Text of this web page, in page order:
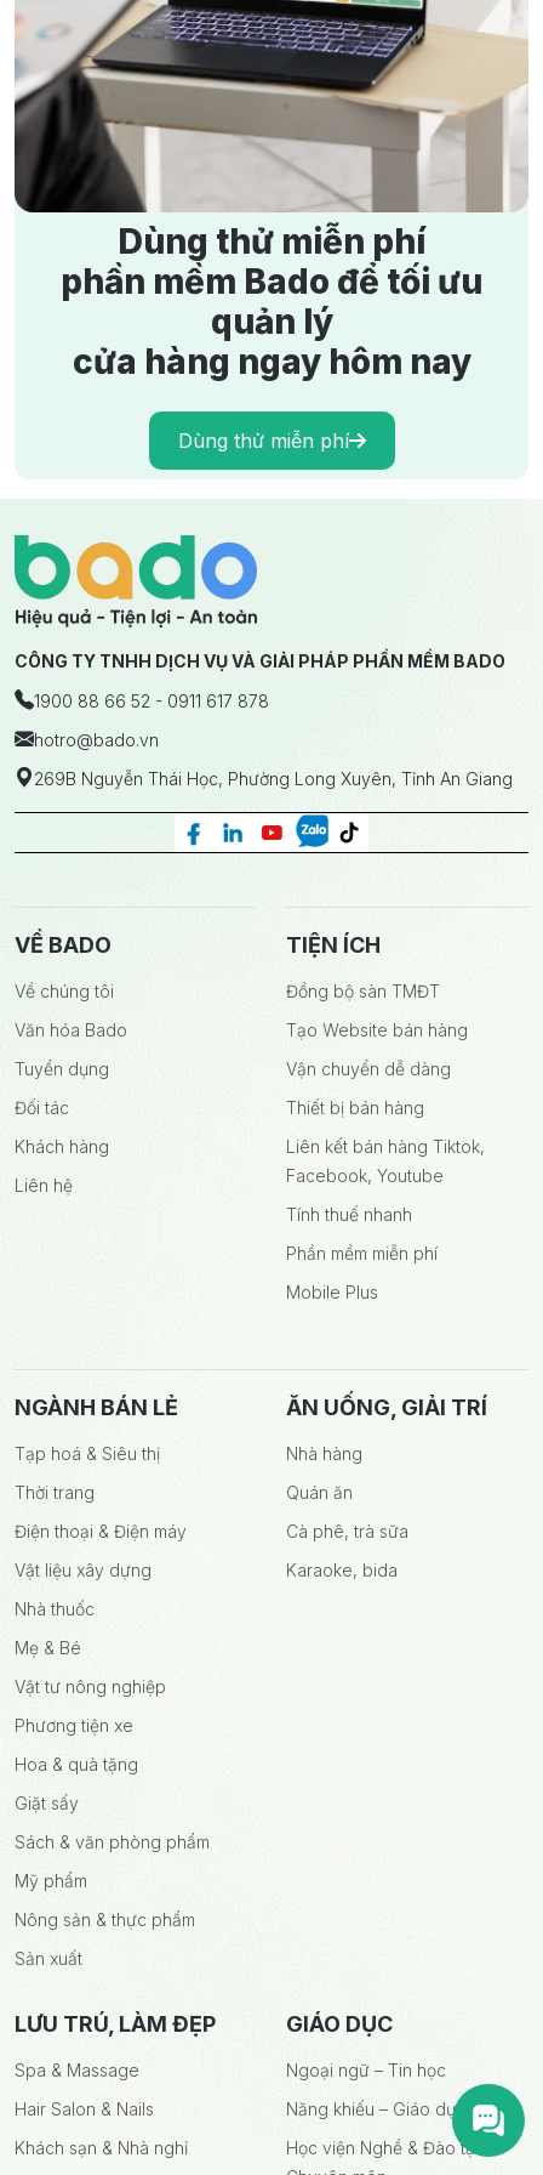
Kinh Nghiệm Kinh Doanh Áo Dài Thành Công, Đông
Khách
6/6/2024 2991 lượt xem
Dùng thử miễn phí
phần mềm Bado để tối ưu
quản lý
cửa hàng ngay hôm nay
Dùng thử miễn phí
CÔNG TY TNHH DỊCH VỤ VÀ GIẢI PHÁP PHẦN MỀM BADO
1900 88 66 52 - 0911 617 878
hotro@bado.vn
269B Nguyễn Thái Học, Phường Long Xuyên, Tỉnh An Giang
VỀ BADO
Về chúng tôi
Văn hóa Bado
Tuyển dụng
Đối tác
Khách hàng
Liên hệ
TIỆN ÍCH
Đồng bộ sàn TMĐT
Tạo Website bán hàng
Vận chuyển dễ dàng
Thiết bị bán hàng
Liên kết bán hàng Tiktok,
Facebook, Youtube
Tính thuế nhanh
Phần mềm miễn phí
Mobile Plus
NGÀNH BÁN LẺ
Tạp hoá & Siêu thị
Thời trang
Điện thoại & Điện máy
Vật liệu xây dựng
Nhà thuốc
Mẹ & Bé
Vật tư nông nghiệp
Phương tiện xe
Hoa & quà tặng
Giặt sấy
Sách & văn phòng phẩm
Mỹ phẩm
Nông sản & thực phẩm
Sản xuất
ĂN UỐNG, GIẢI TRÍ
Nhà hàng
Quán ăn
Cà phê, trà sữa
Karaoke, bida
LƯU TRÚ, LÀM ĐẸP
Spa & Massage
Hair Salon & Nails
Khách sạn & Nhà nghỉ
GIÁO DỤC
Ngoại ngữ – Tin học
Năng khiếu – Giáo dục trẻ em
Học viện Nghề & Đào tạo